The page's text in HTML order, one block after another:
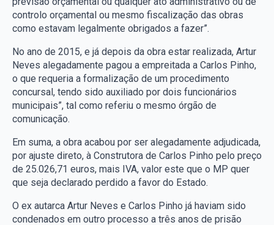
controlo orçamental ou mesmo fiscalização das obras
como estavam legalmente obrigados a fazer”.
No ano de 2015, e já depois da obra estar realizada, Artur
Neves alegadamente pagou a empreitada a Carlos Pinho,
o que requeria a formalização de um procedimento
concursal, tendo sido auxiliado por dois funcionários
municipais”, tal como referiu o mesmo órgão de
comunicação.
Em suma, a obra acabou por ser alegadamente adjudicada,
por ajuste direto, à Construtora de Carlos Pinho pelo preço
de 25.026,71 euros, mais IVA, valor este que o MP quer
que seja declarado perdido a favor do Estado.
O ex autarca Artur Neves e Carlos Pinho já haviam sido
condenados em outro processo a três anos de prisão